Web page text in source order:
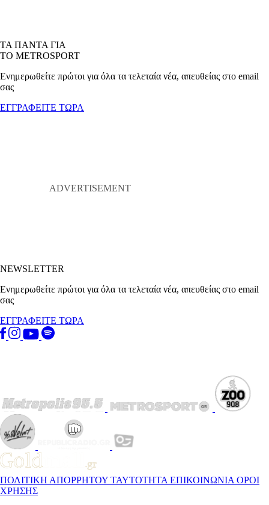
ΤΑ ΠΑΝΤΑ ΓΙΑ
ΤΟ METROSPORT
Ενημερωθείτε πρώτοι για όλα τα τελεταία νέα, απευθείας στο email
σας
ΕΓΓΡΑΦΕΙΤΕ ΤΩΡΑ
NEWSLETTER
Ενημερωθείτε πρώτοι για όλα τα τελεταία νέα, απευθείας στο email
σας
ΕΓΓΡΑΦΕΙΤΕ ΤΩΡΑ
ΠΟΛΙΤΙΚΗ ΑΠΟΡΡΗΤΟΥ ΤΑΥΤΟΤΗΤΑ ΕΠΙΚΟΙΝΩΝΙΑ ΟΡΟΙ
ΧΡΗΣΗΣ